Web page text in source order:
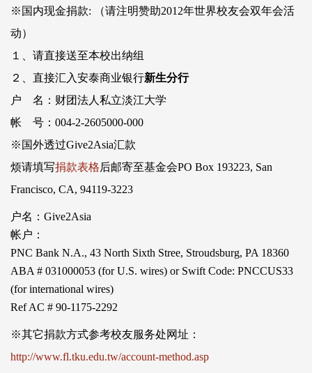
※国内现金捐款: （请注明赞助2012年世界校友会双年会活
动）
１、请直接送至本校出纳组
２、直接汇入安泰商业银行新生分行
户 名：财团法人私立淡江大学
帐 号：004-2-2605000-000
※国外透过Give2Asia汇款
烦请填写捐款表格后邮寄至基金会PO Box 193223, San
Francisco, CA, 94119-3223
户名：Give2Asia
帐户：
PNC Bank N.A., 43 North Sixth Stree, Stroudsburg, PA 18360
ABA # 031000053 (for U.S. wires) or Swift Code: PNCCUS33
(for international wires)
Ref AC # 90-1175-2292
※其它捐款方式参考校友服务处网址：
http://www.fl.tku.edu.tw/account-method.asp